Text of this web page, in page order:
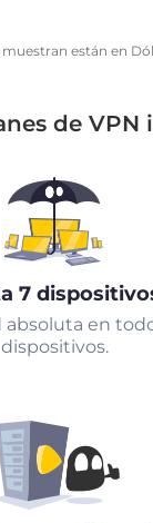
están en
de VPN
7
absoluta en
dispositivos.